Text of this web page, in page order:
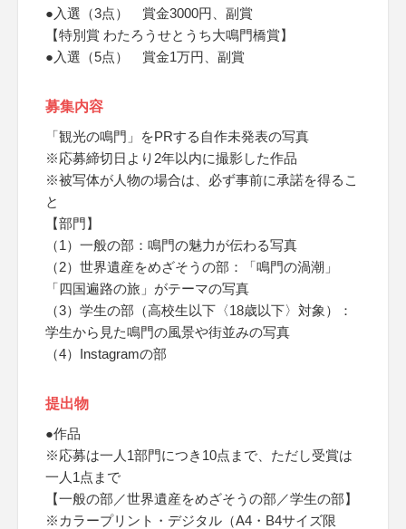
●入選（3点） 賞金3000円、副賞
【特別賞 わたろうせとうち大鳴門橋賞】
●入選（5点） 賞金1万円、副賞
募集内容
「観光の鳴門」をPRする自作未発表の写真
※応募締切日より2年以内に撮影した作品
※被写体が人物の場合は、必ず事前に承諾を得るこ
と
【部門】
（1）一般の部：鳴門の魅力が伝わる写真
（2）世界遺産をめざそうの部：「鳴門の渦潮」
「四国遍路の旅」がテーマの写真
（3）学生の部（高校生以下〈18歳以下〉対象）：
学生から見た鳴門の風景や街並みの写真
（4）Instagramの部
提出物
●作品
※応募は一人1部門につき10点まで、ただし受賞は
一人1点まで
【一般の部／世界遺産をめざそうの部／学生の部】
※カラープリント・デジタル（A4・B4サイズ限